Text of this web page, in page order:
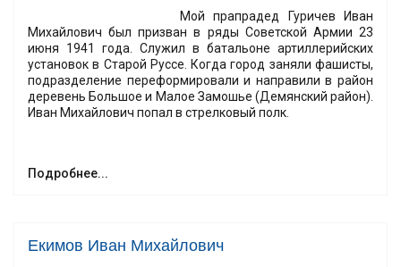
Мой прапрадед Гуричев Иван
Михайлович был призван в ряды Советской Армии 23
июня 1941 года. Служил в батальоне артиллерийских
установок в Старой Руссе. Когда город заняли фашисты,
подразделение переформировали и направили в район
деревень Большое и Малое Замошье (Демянский район).
Иван Михайлович попал в стрелковый полк.
Подробнее...
Екимов Иван Михайлович